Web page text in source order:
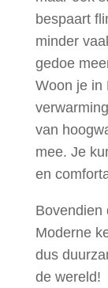
bespaart
minder
gedoe
Woon je in
van
mee. Je
en
Bovendien
Moderne
dus
de wereld!